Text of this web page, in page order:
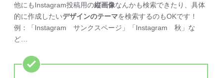
他にもInstagram投稿用の縦画像なんかも検索できたり、具体
的に作成したいデザインのテーマを検索するのもOKです！
例：「Instagram サンクスページ」「Instagram 秋」な
ど…